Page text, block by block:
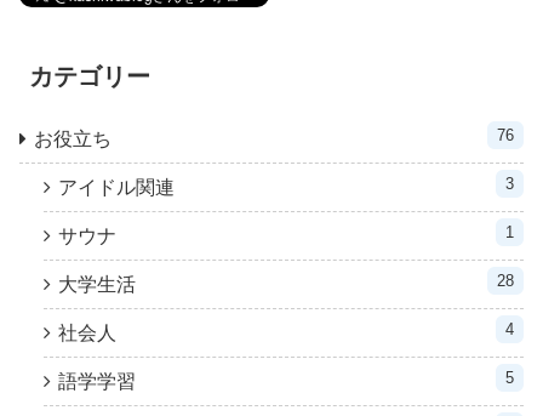
カテゴリー
お役立ち 76
アイドル関連 3
サウナ 1
大学生活 28
社会人 4
語学学習 5